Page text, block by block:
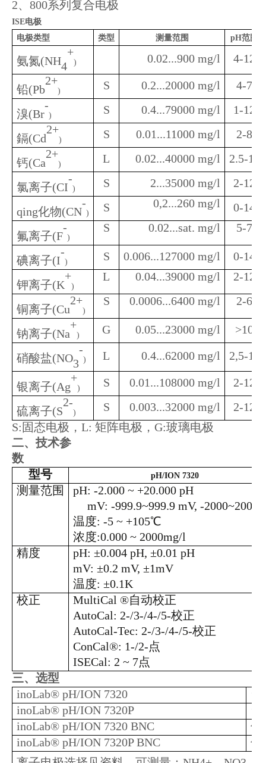
2、800系列复合电极
ISE电极
电极类型
类型 测量范围 pH范围
氨氮(NH4
+
) 0.02...900 mg/l 4-12
铅(Pb
2+
) S 0.2...20000 mg/l 4-7
溴(Br
-
) S 0.4...79000 mg/l 1-12
鎘(Cd
2+
) S 0.01...11000 mg/l 2-8
钙(Ca
2+
) L 0.02...40000 mg/l 2.5-11
氯离子(CI
-
) S 2...35000 mg/l 2-12
qing化物(CN
-
) S 0,2...260 mg/l 0-14
氟离子(F
-
)
S 0.02...sat. mg/l 5-7
碘离子(I
-
) S 0.006...127000 mg/l 0-14
钾离子(K
+
)
L 0.04...39000 mg/l 2-12
铜离子(Cu
2+
)
S 0.0006...6400 mg/l 2-6
钠离子(Na
+
) G 0.05...23000 mg/l >10
硝酸盐(NO3
-
) L 0.4...62000 mg/l 2,5-11
银离子(Ag
+
) S 0.01...108000 mg/l 2-12
硫离子(S
2-
) S 0.003...32000 mg/l
2-12
S:固态电极，L: 矩阵电极，G:玻璃电极
二、 技术参
数
型号
pH/ION 7320
测量范围
pH: -2.000 ~ +20.000 pH
mV: -999.9~999.9 mV, -
温度: -5 ~ +105℃
浓度:0.000 ~ 2000mg/l
精度
pH: ±0.004 pH, ±0.01 pH
mV: ±0.2 mV, ±1mV
温度: ±0.1K
校正
MultiCal ®自动校正
AutoCal: 2-/3-/4-/5-校正
AutoCal-Tec: 2-/3-/4-/5-校正
ConCal®: 1-/2-点
ISECal: 2 ~ 7点
三、 选型
inoLab® pH/ION 7320
inoLab® pH/ION 7320P
inoLab® pH/ION 7320 BNC
仅
inoLab® pH/ION 7320P BNC
仅